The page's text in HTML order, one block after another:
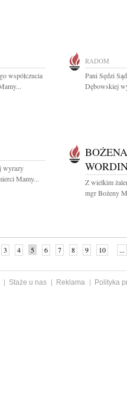
współczucia
RADOM
Pani Sędzi
Dębowskiej
wyrazy
Mamy...
Z wielkim
mgr Bożeny
3 4 5 6 7 8 9 10 ...
Staże u nas Reklama
Polityka